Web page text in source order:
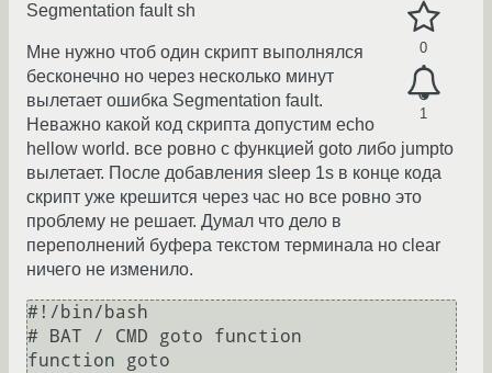
0
1
Segmentation fault sh
Мне нужно чтоб один скрипт выполнялся
бесконечно но через несколько минут
вылетает ошибка Segmentation fault.
Неважно какой код скрипта допустим echo
hellow world. все ровно с функцией goto либо jumpto
вылетает. После добавления sleep 1s в конце кода
скрипт уже крешится через час но все ровно это
проблему не решает. Думал что дело в
переполнений буфера текстом терминала но clear
ничего не изменило.
#!/bin/bash
# BAT / CMD goto function
function goto